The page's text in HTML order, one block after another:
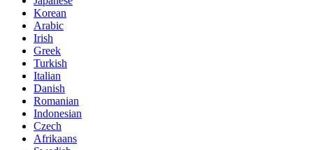
Korean
Arabic
Irish
Greek
Turkish
Italian
Danish
Romanian
Indonesian
Czech
Afrikaans